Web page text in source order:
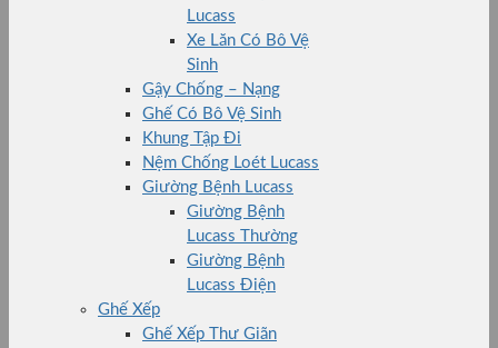
Lucass
Xe Lăn Có Bô Vệ
Sinh
Gậy Chống – Nạng
Ghế Có Bô Vệ Sinh
Khung Tập Đi
Nệm Chống Loét Lucass
Giường Bệnh Lucass
Giường Bệnh
Lucass Thường
Giường Bệnh
Lucass Điện
Ghế Xếp
Ghế Xếp Thư Giãn